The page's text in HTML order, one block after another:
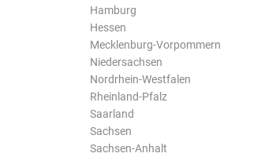
Hamburg
Hessen
Mecklenburg-Vorpommern
Niedersachsen
Nordrhein-Westfalen
Rheinland-Pfalz
Saarland
Sachsen
Sachsen-Anhalt